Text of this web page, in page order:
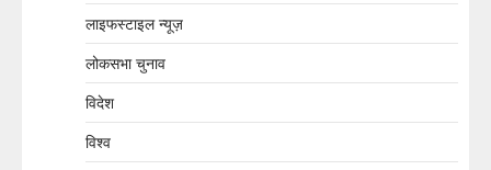
लाइफस्टाइल न्यूज़
लोकसभा चुनाव
विदेश
विश्व